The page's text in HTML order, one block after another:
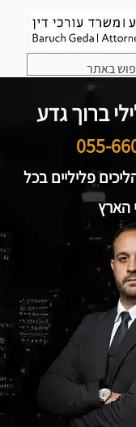
ברוך גדע
055-
בהליכים פליליים בכל
הארץ